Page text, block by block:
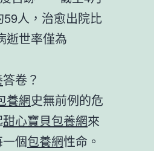
人，治愈出院比
逝世率僅為
答卷？
養網史無前例的危
甜心寶貝包養網來
個包養網性命。